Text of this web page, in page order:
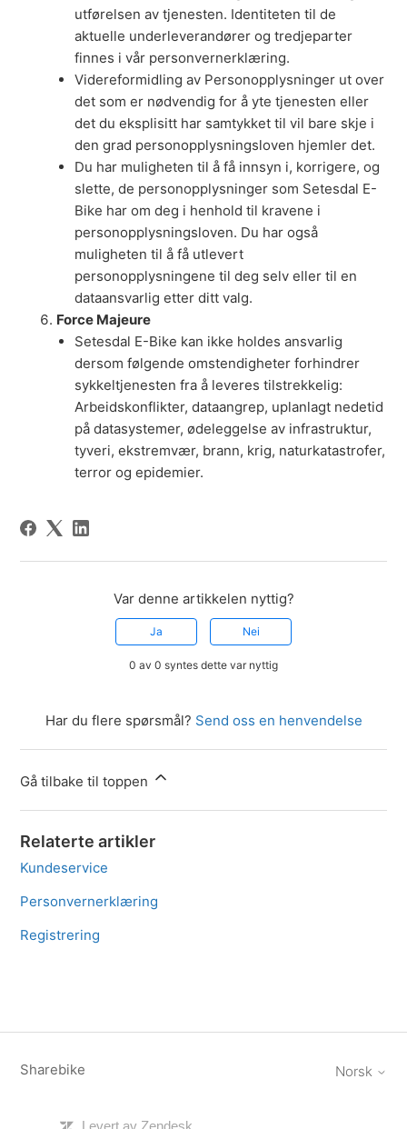
utførelsen av tjenesten. Identiteten til de
aktuelle underleverandører og tredjeparter
finnes i vår personvernerklæring.
Videreformidling av Personopplysninger ut over
det som er nødvendig for å yte tjenesten eller
det du eksplisitt har samtykket til vil bare skje i
den grad personopplysningsloven hjemler det.
Du har muligheten til å få innsyn i, korrigere, og
slette, de personopplysninger som Setesdal E-
Bike har om deg i henhold til kravene i
personopplysningsloven. Du har også
muligheten til å få utlevert
personopplysningene til deg selv eller til en
dataansvarlig etter ditt valg.
Force Majeure
Setesdal E-Bike kan ikke holdes ansvarlig
dersom følgende omstendigheter forhindrer
sykkeltjenesten fra å leveres tilstrekkelig:
Arbeidskonflikter, dataangrep, uplanlagt nedetid
på datasystemer, ødeleggelse av infrastruktur,
tyveri, ekstremvær, brann, krig, naturkatastrofer,
terror og epidemier.
Var denne artikkelen nyttig?
Ja Nei
0 av 0 syntes dette var nyttig
Har du flere spørsmål? Send oss en henvendelse
Gå tilbake til toppen
Relaterte artikler
Kundeservice
Personvernerklæring
Registrering
Sharebike Norsk